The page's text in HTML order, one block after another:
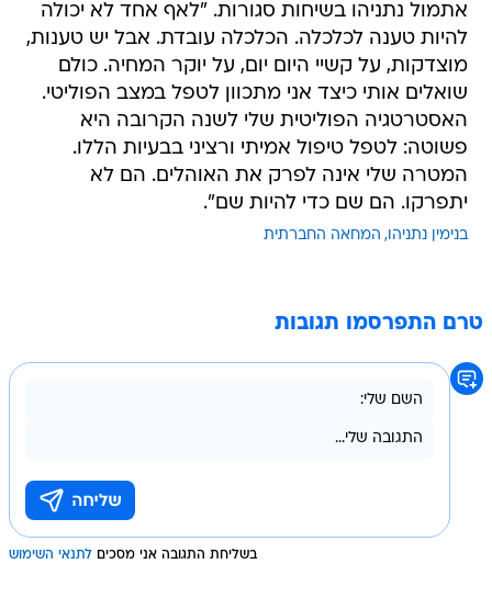
אתמול נתניהו בשיחות סגורות. "לאף אחד לא יכולה
להיות טענה לכלכלה. הכלכלה עובדת. אבל יש טענות,
מוצדקות, על קשיי היום יום, על יוקר המחיה. כולם
שואלים אותי כיצד אני מתכוון לטפל במצב הפוליטי.
האסטרטגיה הפוליטית שלי לשנה הקרובה היא
פשוטה: לטפל טיפול אמיתי ורציני בבעיות הללו.
המטרה שלי אינה לפרק את האוהלים. הם לא
יתפרקו. הם שם כדי להיות שם".
בנימין נתניהו המחאה החברתית
טרם התפרסמו תגובות
בשליחת התגובה אני מסכים לתנאי השימוש